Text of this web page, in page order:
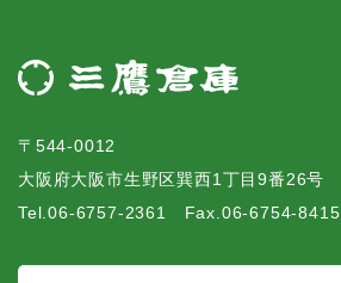
〒544-0012
大阪府大阪市生野区巽西1丁目9番26号
Tel.06-6757-2361 Fax.06-6754-8415